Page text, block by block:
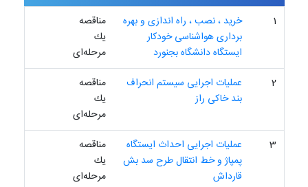
1
خرید ، نصب ، راه اندازی و بهره
برداری هواشناسی خودکار
ایستگاه دانشگاه بجنورد
مناقصه
یك
مرحله‌ای
2
عملیات اجرایی سیستم انحراف
بند خاکی راز
مناقصه
یك
مرحله‌ای
3
عملیات اجرایی احداث ایستگاه
پمپاژ و خط انتقال طرح سد بش
قارداش
مناقصه
یك
مرحله‌ای